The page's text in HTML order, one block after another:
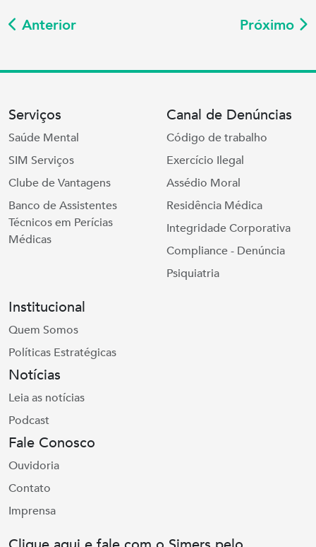
Anterior Próximo
Serviços
Saúde Mental
SIM Serviços
Clube de Vantagens
Banco de Assistentes
Técnicos em Perícias
Médicas
Canal de Denúncias
Código de trabalho
Exercício Ilegal
Assédio Moral
Residência Médica
Integridade Corporativa
Compliance - Denúncia
Psiquiatria
Institucional
Quem Somos
Políticas Estratégicas
Notícias
Leia as notícias
Podcast
Fale Conosco
Ouvidoria
Contato
Imprensa